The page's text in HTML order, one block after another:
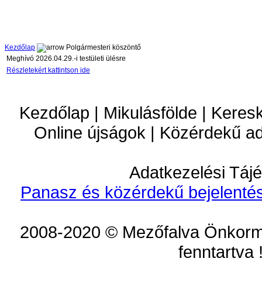
Kezdőlap
Polgármesteri köszöntő
Meghívó 2026.04.29.-i testületi ülésre
Részletekért kattintson ide
Kezdőlap | Mikulásfölde |
Online újságok | Közérdekű
Adatkezelési
Panasz és közérdekű
2008-2020 © Mezőfalva
fenntartva